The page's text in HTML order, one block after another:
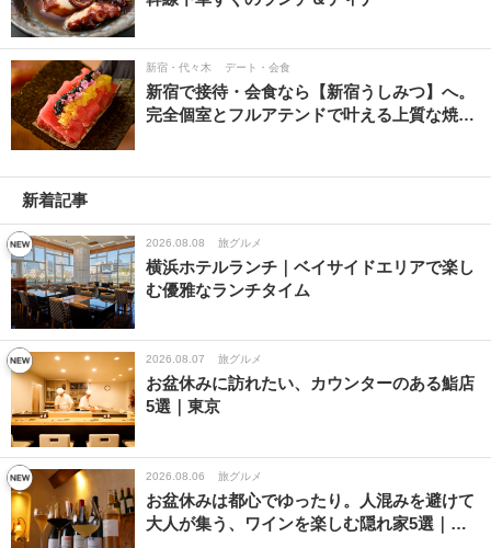
新宿・代々木 デート・会食
新宿で接待・会食なら【新宿うしみつ】へ。
完全個室とフルアテンドで叶える上質な焼…
新着記事
2026.08.08 旅グルメ
横浜ホテルランチ｜ベイサイドエリアで楽し
む優雅なランチタイム
2026.08.07 旅グルメ
お盆休みに訪れたい、カウンターのある鮨店
5選｜東京
2026.08.06 旅グルメ
お盆休みは都心でゆったり。人混みを避けて
大人が集う、ワインを楽しむ隠れ家5選｜…